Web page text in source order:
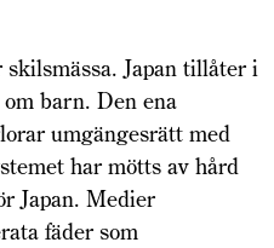
Japan tillåter i
barn. Den ena
umgängesrätt med
har mötts av hård
Japan. Medier
fäder som